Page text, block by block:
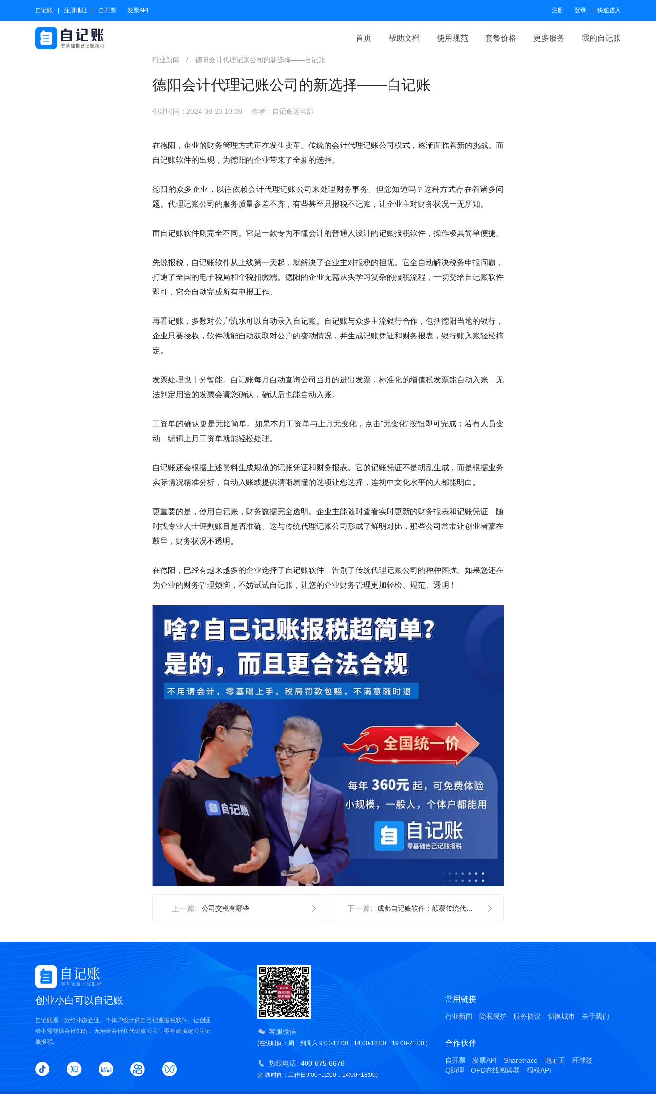
自记账 注册地址 自开票 发票API 注册 登录 快速进入
首页 帮助文档 使用规范 套餐价格 更多服务 我的自记账
行业新闻 / 德阳会计代理记账公司的新选择——自记账
德阳会计代理记账公司的新选择——自记账
创建时间：2024-08-23 10:38 作者：自记账运营部
在德阳，企业的财务管理方式正在发生变革。传统的会计代理记账公司模式，逐渐面临着新的挑战。而
自记账软件的出现，为德阳的企业带来了全新的选择。
德阳的众多企业，以往依赖会计代理记账公司来处理财务事务。但您知道吗？这种方式存在着诸多问
题。代理记账公司的服务质量参差不齐，有些甚至只报税不记账，让企业主对财务状况一无所知。
而自记账软件则完全不同。它是一款专为不懂会计的普通人设计的记账报税软件，操作极其简单便捷。
先说报税，自记账软件从上线第一天起，就解决了企业主对报税的担忧。它全自动解决税务申报问题，
打通了全国的电子税局和个税扣缴端。德阳的企业无需从头学习复杂的报税流程，一切交给自记账软件
即可，它会自动完成所有申报工作。
再看记账，多数对公户流水可以自动录入自记账。自记账与众多主流银行合作，包括德阳当地的银行，
企业只要授权，软件就能自动获取对公户的变动情况，并生成记账凭证和财务报表，银行账入账轻松搞
定。
发票处理也十分智能。自记账每月自动查询公司当月的进出发票，标准化的增值税发票能自动入账，无
法判定用途的发票会请您确认，确认后也能自动入账。
工资单的确认更是无比简单。如果本月工资单与上月无变化，点击“无变化”按钮即可完成；若有人员变
动，编辑上月工资单就能轻松处理。
自记账还会根据上述资料生成规范的记账凭证和财务报表。它的记账凭证不是胡乱生成，而是根据业务
实际情况精准分析，自动入账或提供清晰易懂的选项让您选择，连初中文化水平的人都能明白。
更重要的是，使用自记账，财务数据完全透明。企业主能随时查看实时更新的财务报表和记账凭证，随
时找专业人士评判账目是否准确。这与传统代理记账公司形成了鲜明对比，那些公司常常让创业者蒙在
鼓里，财务状况不透明。
在德阳，已经有越来越多的企业选择了自记账软件，告别了传统代理记账公司的种种困扰。如果您还在
为企业的财务管理烦恼，不妨试试自记账，让您的企业财务管理更加轻松、规范、透明！
上一篇: 公司交税有哪些 下一篇:
创业小白可以自记账
自记账是一款给小微企业、个体户设计的自己记账报税软件。让创业
者不需要懂会计知识，无须请会计和代记账公司，零基础搞定公司记
账报税。
客服微信
(在线时间：周一到周六 9:00-12:00，14:00-18:00，19:00-21:00 )
热线电话: 400-675-6676
(在线时间：工作日9:00~12:00，14:00~18:00)
常用链接
行业新闻 隐私保护 服务协议 切换城市 关于我们
合作伙伴
自开票 发票API Sharetrace 地址王
环球签
Q助理
OFD在线阅读器 报税API